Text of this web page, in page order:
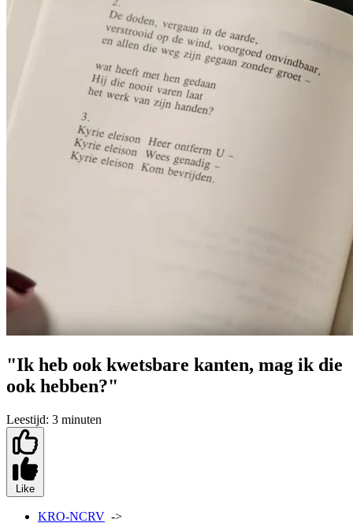
"Ik heb ook kwetsbare kanten, mag ik die
ook hebben?"
Leestijd: 3 minuten
Like
KRO-NCRV ->